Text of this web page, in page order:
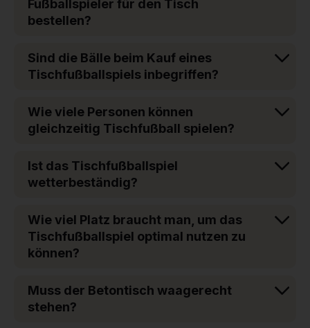
Fußballspieler für den Tisch
bestellen?
Sind die Bälle beim Kauf eines
Tischfußballspiels inbegriffen?
Wie viele Personen können
gleichzeitig Tischfußball spielen?
Ist das Tischfußballspiel
wetterbeständig?
Wie viel Platz braucht man, um das
Tischfußballspiel optimal nutzen zu
können?
Muss der Betontisch waagerecht
stehen?